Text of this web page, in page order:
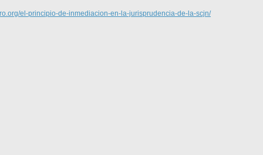
el-principio-de-inmediacion-en-la-jurisprudencia-de-la-scjn/